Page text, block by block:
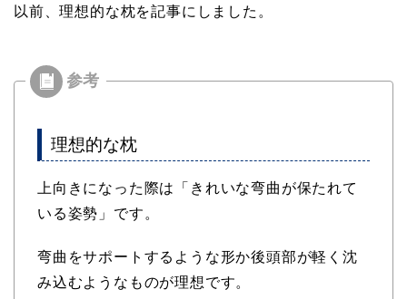
以前、理想的な枕を記事にしました。
理想的な枕
上向きになった際は「きれいな弯曲が保たれて
いる姿勢」です。
弯曲をサポートするような形か後頭部が軽く沈
み込むようなものが理想です。